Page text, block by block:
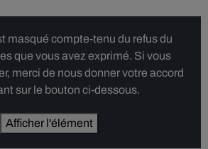
masqué compte-tenu du refus du
que vous avez exprimé. Si vous
merci de nous donner votre accord
sur le bouton ci-dessous.
Afficher l'élément